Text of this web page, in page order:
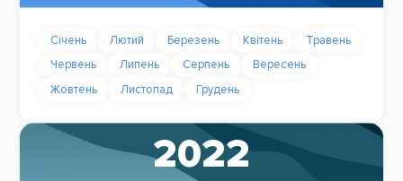
Січень Лютий Березень Квітень
Травень
Червень
Липень Серпень
Вересень
Жовтень
Листопад Грудень
2022